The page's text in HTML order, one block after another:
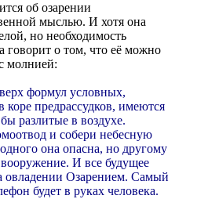
об озарении
мыслью. И хотя она
но необходимость
говорит о том, что её можно
молнией:
формул условных,
коре предрассудков, имеются
разлитые в воздухе.
и собери небесную
она опасна, но другому
И все будущее
овладении Озарением. Самый
будет в руках человека.